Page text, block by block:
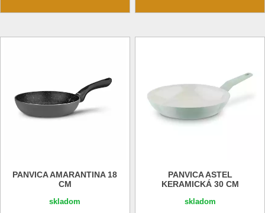
PANVICA AMARANTINA 18
CM
skladom
PANVICA ASTEL
KERAMICKÁ 30 CM
skladom